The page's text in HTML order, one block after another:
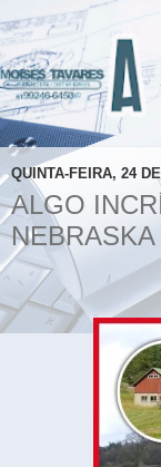
QUINTA-FEIRA, 24
ALGO
NEBRASKA